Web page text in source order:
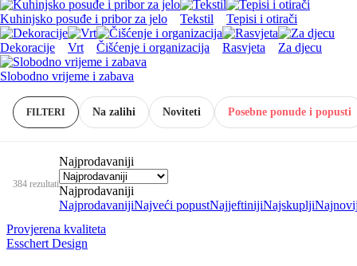
Kuhinjsko posuđe i pribor za jelo Tekstil Tepisi i otirači
Dekoracije Vrt Čišćenje i organizacija Rasvjeta Za djecu
Slobodno vrijeme i zabava
FILTERI Na zalihi Posebne ponude i popusti
Noviteti
384 rezultati
Najprodavaniji
Najprodavaniji
NajprodavanijiNajveći popustNajjeftinijiNajskuplji
Provjerena kvaliteta
Esschert Design